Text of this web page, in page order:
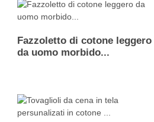
Fazzoletto di cotone leggero
da uomo morbido...